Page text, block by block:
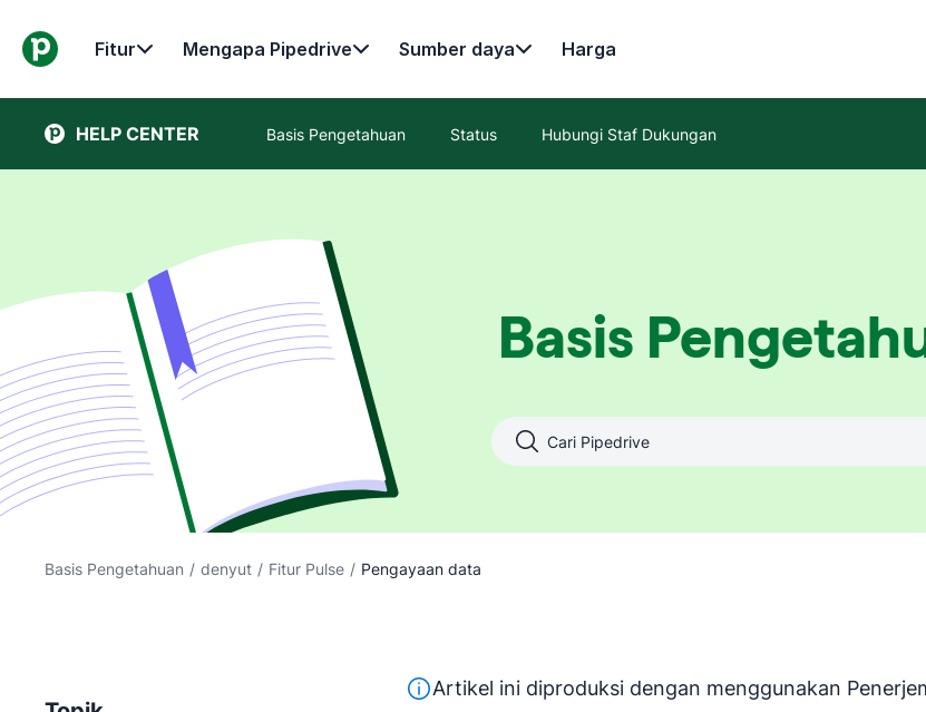
Fitur Mengapa Pipedrive Sumber daya Harga
HELP CENTER Basis Pengetahuan Status Hubungi Staf Dukungan
Basis
Basis Pengetahuan / denyut / Fitur Pulse / Pengayaan data
Teks ini diterjemahkan dari bahasa Inggris dengan
Artikel ini diproduksi dengan menggunakan